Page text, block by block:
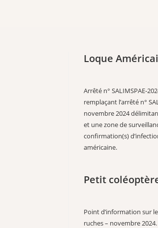
Loque
Arrêté n° SALIMSPAE-
remplaçant l’arrêté n°
novembre 2024
et une zone de
confirmation(s)
américaine.
Petit
Point d’information sur
ruches – novembre 2024.